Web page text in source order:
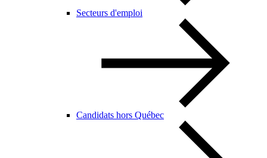
Secteurs d'emploi
Candidats hors Québec